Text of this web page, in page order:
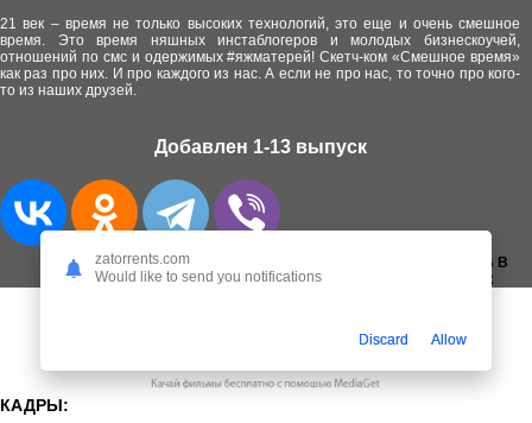
21 век – время не только высоких технологий, это еще и очень смешное
время. Это время няшных инстаблогеров и молодых бизнескоучей,
отношений по смс и одержимых #яжматерей! Скетч-ком «Смешное время»
как раз про них. И про каждого из нас. А если не про нас, то точно про кого-
то из наших друзей.
Добавлен 1-13 выпуск
ДОБАВИТЬ В
ЗАКЛАДКИ:
КАДРЫ:
zatorrents.com
Would like to send you notifications
Discard Allow